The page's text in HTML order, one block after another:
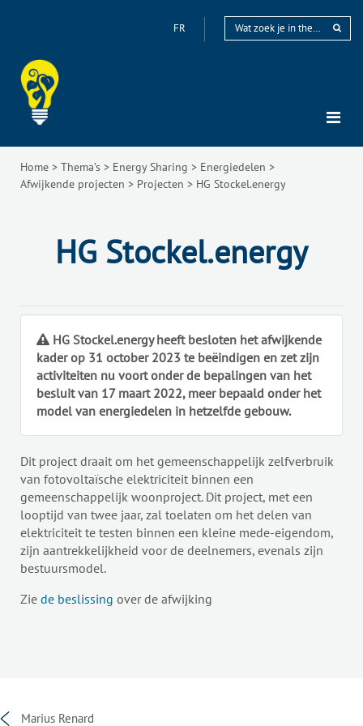
FR
Home > Thema’s > Energy Sharing > Energiedelen >
Afwijkende projecten > Projecten > HG Stockel.energy
HG Stockel.energy
HG Stockel.energy heeft besloten het afwijkende
kader op 31 october 2023 te beëindigen en zet zijn
activiteiten nu voort onder de bepalingen van het
besluit van 17 maart 2022, meer bepaald onder het
model van energiedelen in hetzelfde gebouw.
Dit project draait om het gemeenschappelijk zelfverbruik
van fotovoltaïsche elektriciteit binnen een
gemeenschappelijk woonproject. Dit project, met een
looptijd van twee jaar, zal toelaten om het delen van
elektriciteit te testen binnen een kleine mede-eigendom,
zijn aantrekkelijkheid voor de deelnemers, evenals zijn
bestuursmodel.
Zie de beslissing over de afwijking
Marius Renard